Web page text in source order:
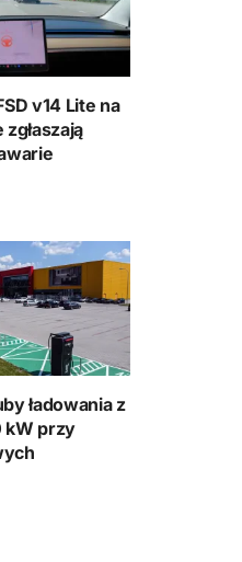
v14 Lite na
zgłaszają
ładowania z
kW przy